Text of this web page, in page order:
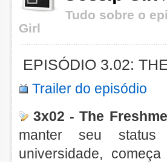
Tudo sobre o
Girl
EPISÓDIO 3.02:
Trailer do episódio
3x02 - The
manter seu
universidade,